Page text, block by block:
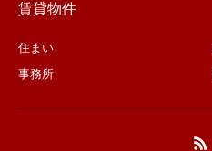
賃貸物件
住まい
事務所